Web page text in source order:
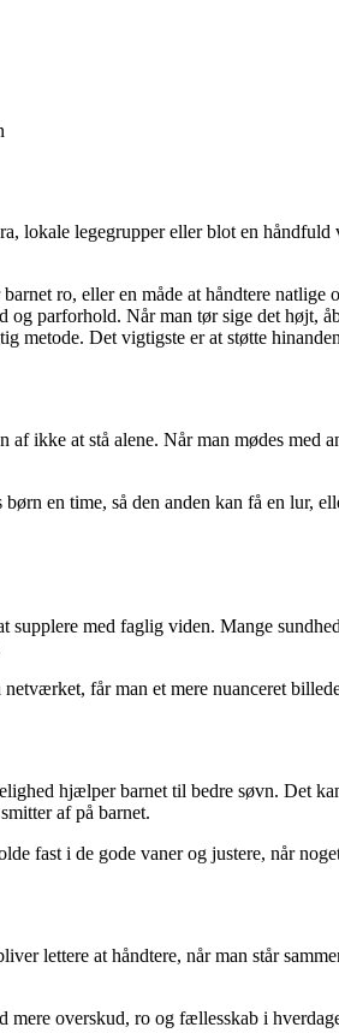
legegrupper eller blot en
ro, eller en måde at håndtere natlige
og parforhold. Når man tør sige det højt,
metode. Det vigtigste er at støtte
ikke at stå alene. Når man mødes
en time, så den anden kan få en lur,
med faglig viden. Mange
får man et mere nuanceret
hjælper barnet til bedre søvn.
af på barnet.
fast i de gode vaner og justere, når
lettere at håndtere, når man står
mere overskud, ro og fællesskab i